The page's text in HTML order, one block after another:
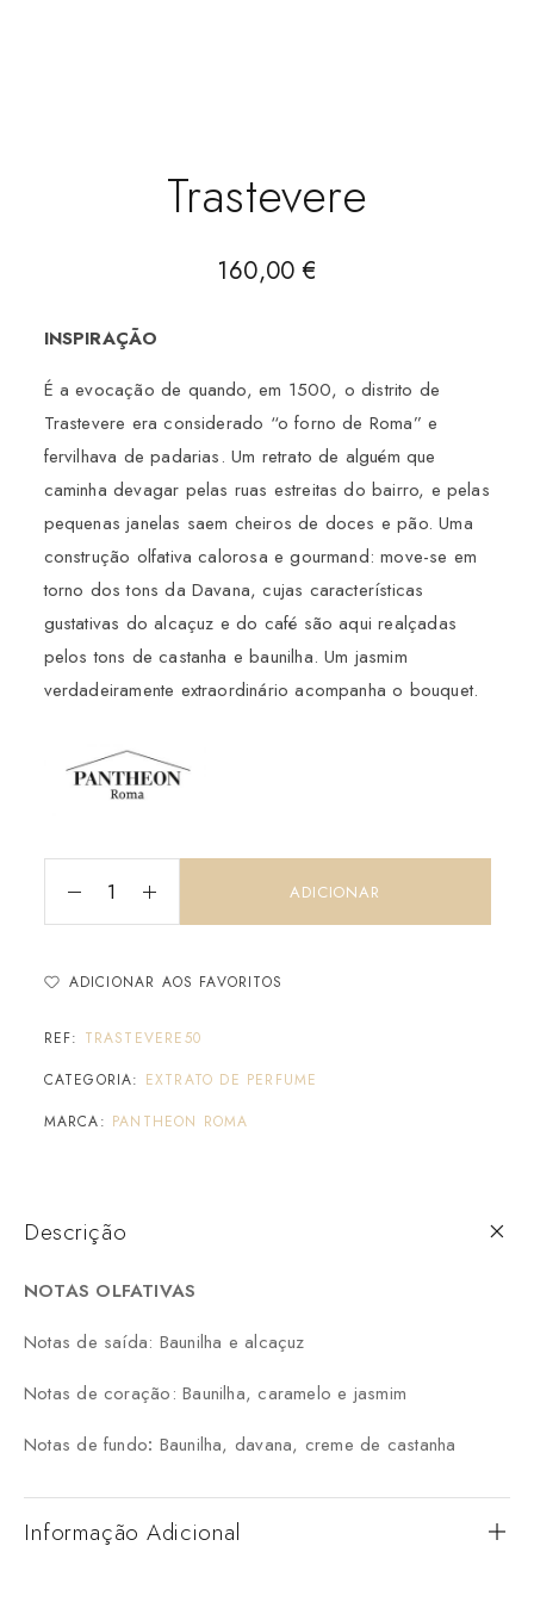
Trastevere
160,00€
INSPIRAÇÃO
É a evocação de quando, em 1500, o distrito de
Trastevere era considerado “o forno de Roma” e
fervilhava de padarias. Um retrato de alguém que
caminha devagar pelas ruas estreitas do bairro, e pelas
pequenas janelas saem cheiros de doces e pão. Uma
construção olfativa calorosa e gourmand: move-se em
torno dos tons da Davana, cujas características
gustativas do alcaçuz e do café são aqui realçadas
pelos tons de castanha e baunilha. Um jasmim
verdadeiramente extraordinário acompanha o bouquet.
ADICIONAR
ADICIONAR AOS FAVORITOS
REF: TRASTEVERE50
CATEGORIA: EXTRATO DE PERFUME
MARCA: PANTHEON ROMA
Descrição
NOTAS OLFATIVAS
Notas de saída: Baunilha e alcaçuz
Notas de coração: Baunilha, caramelo e jasmim
Notas de fundo: Baunilha, davana, creme de castanha
Informação Adicional